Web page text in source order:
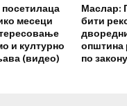
месеци
и културно
(видео)
Маслар:
бити
општина
по закону